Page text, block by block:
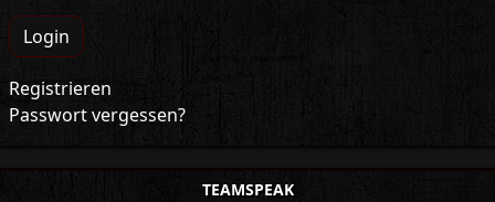
Login
Registrieren
Passwort vergessen?
TEAMSPEAK